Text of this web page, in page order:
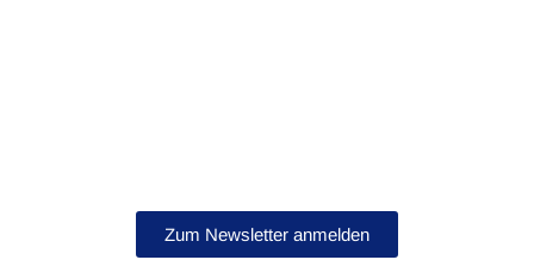
Zum Newsletter anmelden